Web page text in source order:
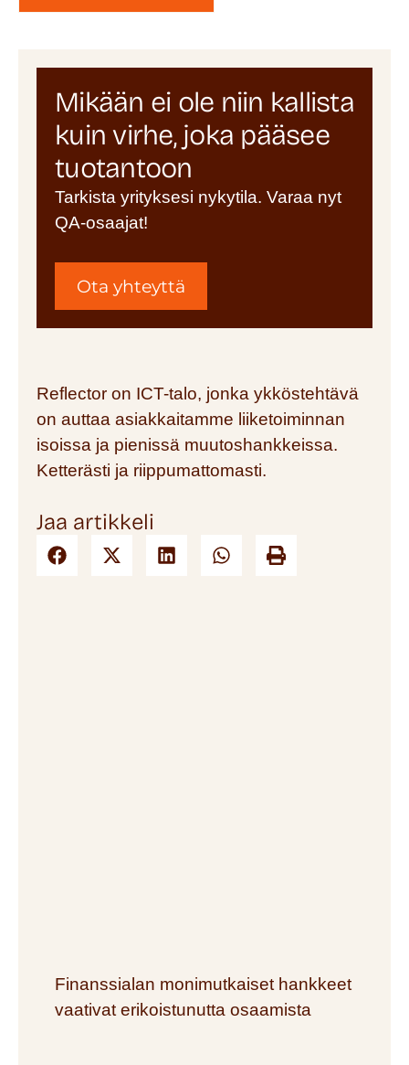
Mikään ei ole niin kallista
kuin virhe, joka pääsee
tuotantoon
Tarkista yrityksesi nykytila. Varaa nyt
QA-osaajat!
Ota yhteyttä
Reflector on ICT-talo, jonka ykköstehtävä
on auttaa asiakkaitamme liiketoiminnan
isoissa ja pienissä muutoshankkeissa.
Ketterästi ja riippumattomasti.
Jaa artikkeli
Finanssialan monimutkaiset hankkeet
vaativat erikoistunutta osaamista